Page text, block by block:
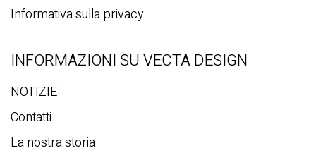
Informativa sulla privacy
INFORMAZIONI SU VECTA DESIGN
NOTIZIE
Contatti
La nostra storia